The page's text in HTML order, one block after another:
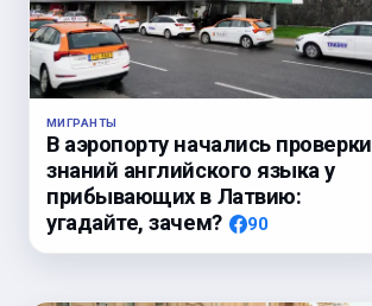
МИГРАНТЫ
В аэропорту начались проверки
знаний английского языка у
прибывающих в Латвию:
угадайте, зачем?
90